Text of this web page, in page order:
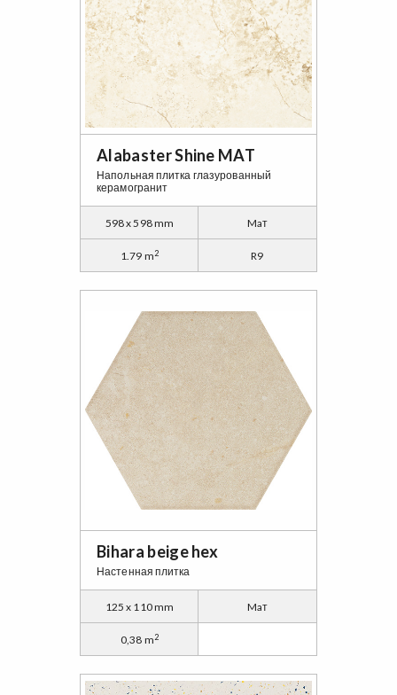
Alabaster Shine MAT
Напольная плитка глазурованный
керамогранит
598 x 598 mm Maт
1.79 m2 R9
Bihara beige hex
Настенная плитка
125 x 110 mm Maт
0,38 m2